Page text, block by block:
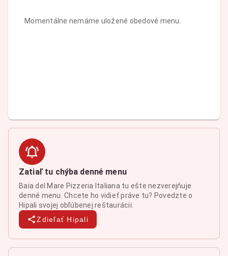
Momentálne nemáme uložené obedové menu.
Zatiaľ tu chýba denné menu
Baia del Mare Pizzeria Italiana tu ešte nezverejňuje
denné menu. Chcete ho vidieť práve tu? Povedzte o
Hipali svojej obľúbenej reštaurácii.
Zdieľať Hipali